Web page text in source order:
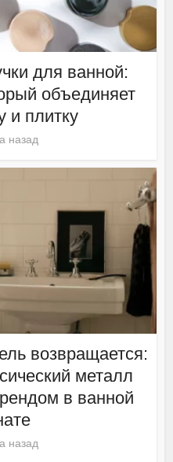
для ванной:
объединяет
и плитку
назад
возвращается:
металл
в ванной
назад